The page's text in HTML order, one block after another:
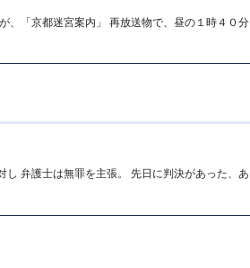
、「京都迷宮案内」 再放送物で、昼の１時４０
弁護士は無罪を主張。 先日に判決があった、